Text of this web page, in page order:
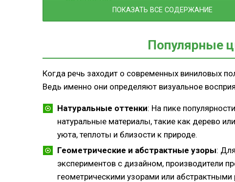
Комбинирование виниловых полов с
ПОКАЗАТЬ ВСЕ СОДЕРЖАНИЕ
Популярные
Когда речь заходит о современных виниловых
Ведь именно они определяют визуальное
Натуральные оттенки: На пике
натуральные материалы, такие как дерево
уюта, теплоты и близости к природе.
Геометрические и абстрактные узоры:
экспериментов с дизайном, производители
геометрическими узорами или абстрактными